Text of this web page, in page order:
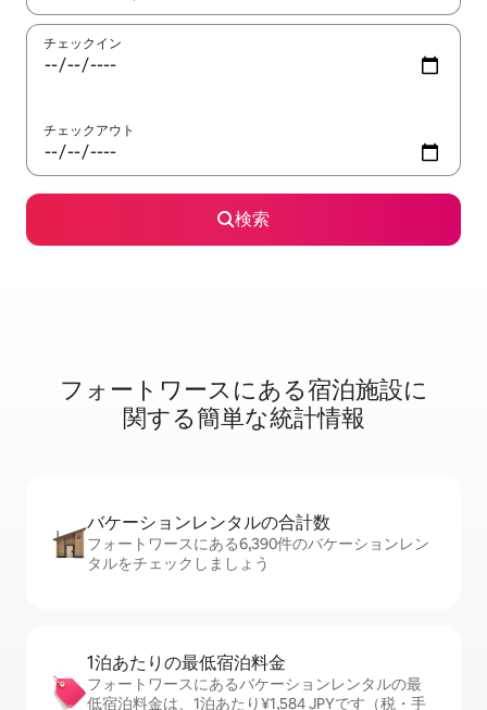
チェックイン
チェックアウト
検索
フォートワースに⁠あ⁠る宿⁠泊⁠施⁠設⁠に
関⁠す⁠る簡⁠単⁠な統⁠計⁠情⁠報
バケーションレ⁠ン⁠タ⁠ル⁠の合⁠計⁠数
フォートワースにある6,390件のバケーションレン
タルをチェックしましょう
1泊あたりの最⁠低⁠宿⁠泊⁠料⁠金
フォートワースにあるバケーションレンタルの最
低宿泊料金は、1泊あたり¥1,584 JPYです（税・手